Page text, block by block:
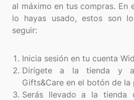
al máximo en tus compras. En
lo hayas usado, estos son
seguir:
Inicia sesión en tu cuenta
Dirígete a la tienda y
Gifts&Care en el botón de
Serás llevado a la tienda